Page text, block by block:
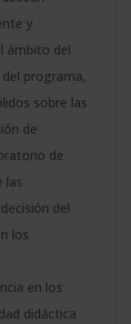
y
ámbito del
programa,
sobre las
de
de
las
del
los
en los
didáctica